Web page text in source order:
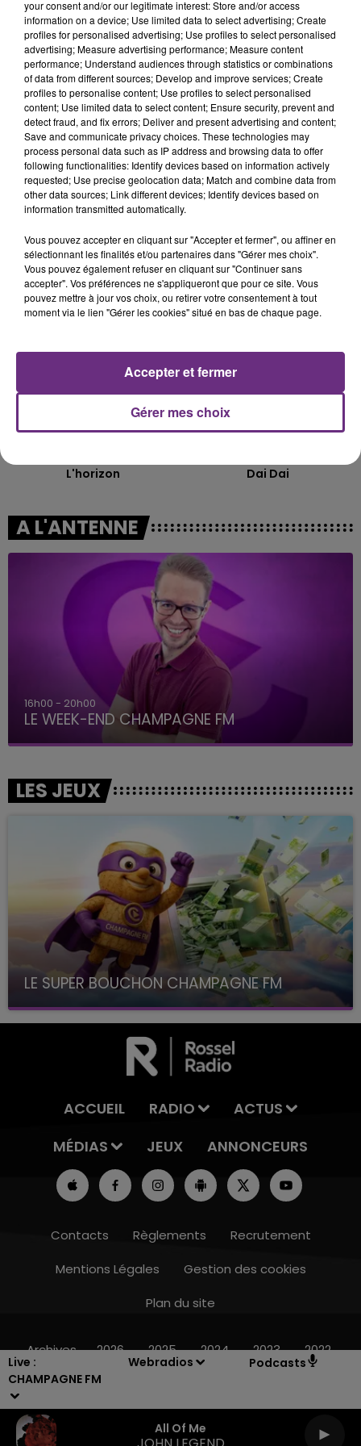
Live :
CHAMPAGNE FM
Webradios Podcasts
All Of Me
7h00 - 12h00
fermer ses portes.
TITRES DIFFUSÉS
7h44
7h44
JOHN LEGEND
All Of Me
7h41
7h41
OFENBACH & STARSAILOR
Four To The Floor
7h38
7h38
L'horizon
7h34
7h34
Dai Dai
A L'ANTENNE
16h00 - 20h00
LE WEEK-END CHAMPAGNE FM
LES JEUX
LE SUPER BOUCHON CHAMPAGNE FM
avec La Famille Champagne FM, à 8H10
ACCUEIL RADIO
ACTUS
MÉDIAS
JEUX ANNONCEURS
Contacts Règlements
Recrutement
Mentions Légales
Gestion des cookies
Plan du site
Archives 2026 2025 2024 2023 2022
your consent and/or our legitimate interest: Store and/or access
information on a device; Use limited data to select advertising; Create
profiles for personalised advertising; Use profiles to select personalised
advertising; Measure advertising performance; Measure content
performance; Understand audiences through statistics or combinations
of data from different sources; Develop and improve services; Create
profiles to personalise content; Use profiles to select personalised
content; Use limited data to select content; Ensure security, prevent and
detect fraud, and fix errors; Deliver and present advertising and content;
Save and communicate privacy choices. These technologies may
process personal data such as IP address and browsing data to offer
following functionalities: Identify devices based on information actively
requested; Use precise geolocation data; Match and combine data from
other data sources; Link different devices; Identify devices based on
information transmitted automatically.
Vous pouvez accepter en cliquant sur "Accepter et fermer", ou affiner en
sélectionnant les finalités et/ou partenaires dans "Gérer mes choix".
Vous pouvez également refuser en cliquant sur "Continuer sans
accepter". Vos préférences ne s'appliqueront que pour ce site. Vous
pouvez mettre à jour vos choix, ou retirer votre consentement à tout
moment via le lien "Gérer les cookies" situé en bas de chaque page.
Gérer mes choix
Accepter et fermer